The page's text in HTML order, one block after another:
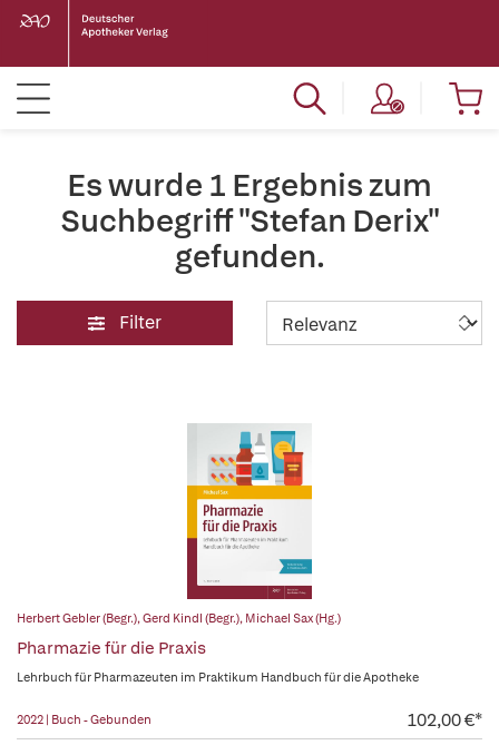
Es wurde 1 Ergebnis zum
Suchbegriff "Stefan Derix"
gefunden.
Filter
Herbert Gebler (Begr.),Gerd Kindl (Begr.), Michael Sax (Hg.)
Pharmazie für die Praxis
Lehrbuch für Pharmazeuten im Praktikum Handbuch für die Apotheke
2022 | Buch - Gebunden 102,00 €*